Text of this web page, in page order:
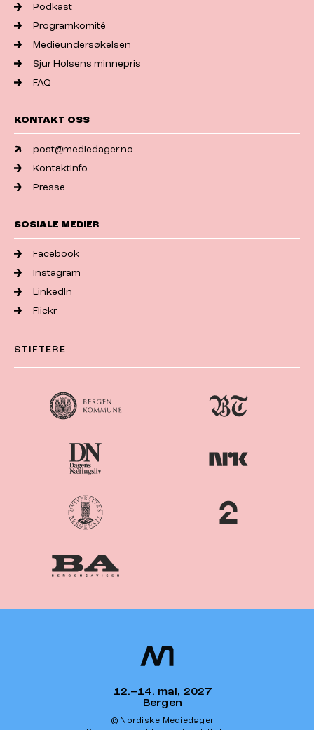
Podkast
Programkomité
Medieundersøkelsen
Sjur Holsens minnepris
FAQ
KONTAKT OSS
post@mediedager.no
Kontaktinfo
Presse
SOSIALE MEDIER
Facebook
Instagram
LinkedIn
Flickr
STIFTERE
12.–14. mai, 2027
Bergen
© Nordiske Mediedager